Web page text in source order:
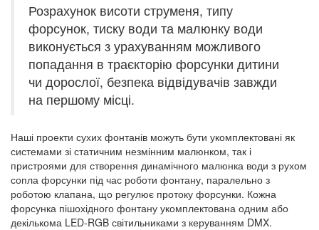
Розрахунок висоти струменя, типу
форсунок, тиску води та малюнку води
виконується з урахуванням можливого
попадання в траєкторію форсунки дитини
чи дорослої, безпека відвідувачів завжди
на першому місці.
Наші проекти сухих фонтанів можуть бути укомплектовані як
системами зі статичним незмінним малюнком, так і
пристроями для створення динамічного малюнка води з рухом
сопла форсунки під час роботи фонтану, паралельно з
роботою клапана, що регулює протоку форсунки. Кожна
форсунка пішохідного фонтану укомплектована одним або
декількома LED-RGB світильниками з керуванням DMX.